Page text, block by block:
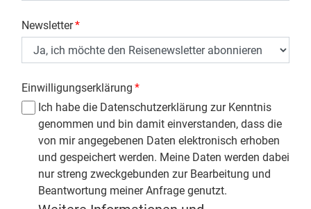
Newsletter*
Einwilligungserklärung *
Ich habe die Datenschutzerklärung zur Kenntnis
genommen und bin damit einverstanden, dass die
von mir angegebenen Daten elektronisch erhoben
und gespeichert werden. Meine Daten werden dabei
nur streng zweckgebunden zur Bearbeitung und
Beantwortung meiner Anfrage genutzt.